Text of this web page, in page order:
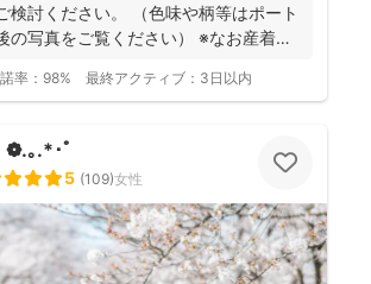
検討ください。 （色味や柄等はポート
の写真をご覧ください） ※なお産着は
率： 98% 最終アクティブ： 3日以内
❁.｡.*･ﾟ
5 (109)女性